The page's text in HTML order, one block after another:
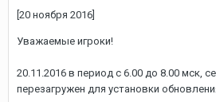
[20 ноября 2016]
Уважаемые игроки!
20.11.2016 в период с 6.00 до 8.00 мск,
перезагружен для установки